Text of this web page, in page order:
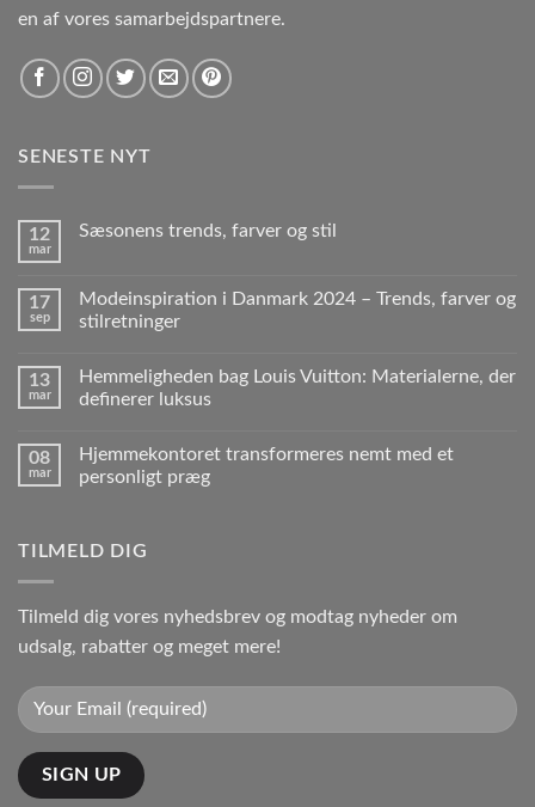
en af vores samarbejdspartnere.
SENESTE NYT
12
mar
Sæsonens trends, farver og stil
17
sep
Modeinspiration i Danmark 2024 – Trends, farver og
stilretninger
13
mar
Hemmeligheden bag Louis Vuitton: Materialerne, der
definerer luksus
08
mar
Hjemmekontoret transformeres nemt med et
personligt præg
TILMELD DIG
Tilmeld dig vores nyhedsbrev og modtag nyheder om
udsalg, rabatter og meget mere!